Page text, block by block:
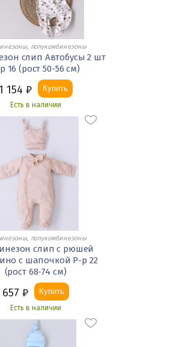
полукомбинезоны
слип Автобусы 2 шт
16 (рост 50-56 см)
154 ₽ Купить
Есть в наличии
полукомбинезоны
слип с рюшей
с шапочкой Р-р 22
(рост 68-74 см)
657 ₽ Купить
Есть в наличии